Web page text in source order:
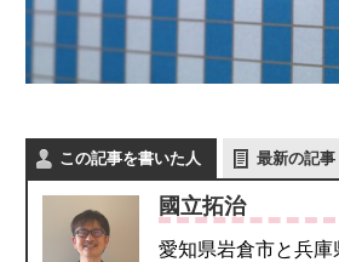
この記事を書いた人 最新の記事
國立拓治
愛知県岩倉市と兵庫